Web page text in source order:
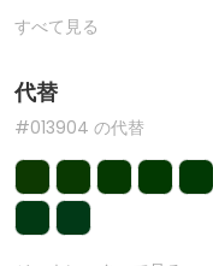
すべて見る
代替
#013904 の代替